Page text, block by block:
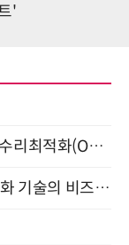
'
[올쇼TV] AI 시대의 의사결정을 바꾸는 수리최적화(Optimization) 소개 (8/20 생방송)
[올쇼TV] Gurobi와 함께 알아보는 최적화 기술의 비즈니스 활용 (8월 20일 생방송)